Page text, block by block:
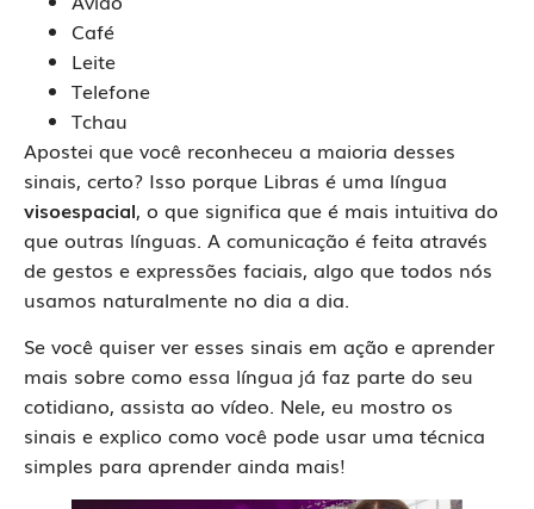
Café
Leite
Telefone
Tchau
Apostei que você reconheceu a maioria desses
sinais, certo? Isso porque Libras é uma língua
visoespacial, o que significa que é mais intuitiva do
que outras línguas. A comunicação é feita através
de gestos e expressões faciais, algo que todos nós
usamos naturalmente no dia a dia.
Se você quiser ver esses sinais em ação e aprender
mais sobre como essa língua já faz parte do seu
cotidiano, assista ao vídeo. Nele, eu mostro os
sinais e explico como você pode usar uma técnica
simples para aprender ainda mais!